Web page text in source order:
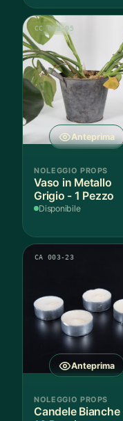
Anteprima
CC 002-05
NOLEGGIO PROPS
Vaso in Metallo
Grigio - 1 Pezzo
Disponibile
Anteprima
CA 003-23
NOLEGGIO PROPS
Candele Bianche